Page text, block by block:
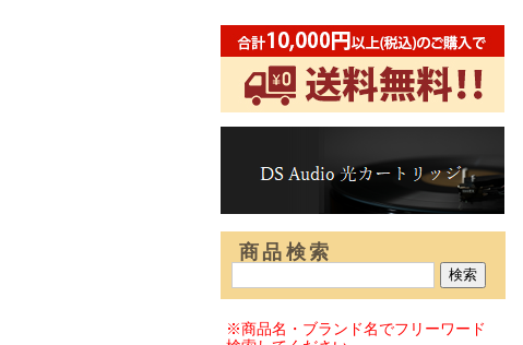
商品検索
※商品名・ブランド名でフリーワード